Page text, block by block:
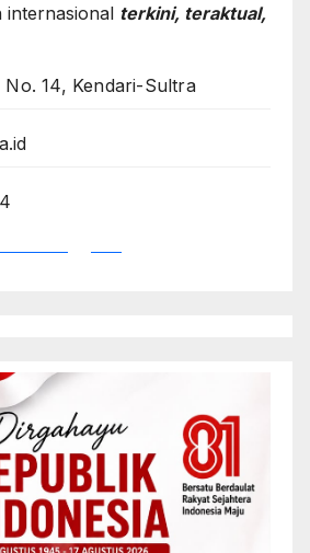
internasional terkini, teraktual,
14, Kendari-Sultra